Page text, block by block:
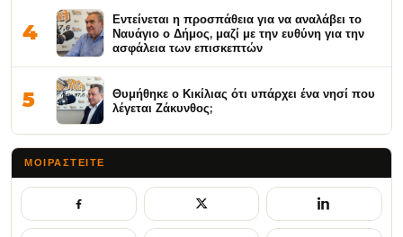
4
Εντείνεται η προσπάθεια για να αναλάβει το
Ναυάγιο ο Δήμος, μαζί με την ευθύνη για την
ασφάλεια των επισκεπτών
5
Θυμήθηκε ο Κικίλιας ότι υπάρχει ένα νησί που
λέγεται Ζάκυνθος;
ΜΟΙΡΑΣΤΕΊΤΕ